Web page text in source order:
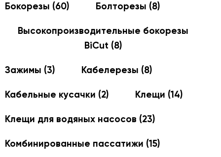
Бокорезы (60) Болторезы (8)
Высокопроизводительные бокорезы
BiCut (8)
Зажимы (3) Кабелерезы (8)
Кабельные кусачки (2) Клещи (14)
Клещи для водяных насосов (23)
Комбинированные пассатижи (15)